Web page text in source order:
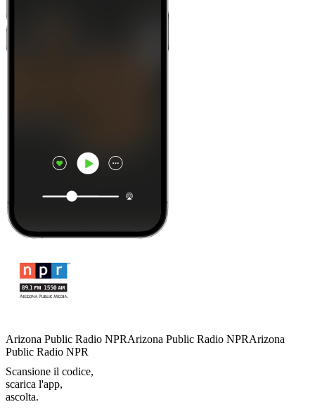
Arizona Public Radio NPRArizona Public Radio NPRArizona
Public Radio NPR
Scansione il codice,
scarica l'app,
ascolta.